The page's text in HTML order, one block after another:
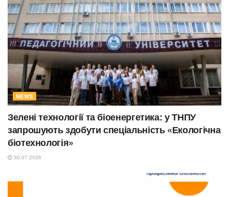
NEWS
Зелені технології та біоенергетика: у ТНПУ
запрошують здобути спеціальність «Екологічна
біотехнологія»
30.07.2026